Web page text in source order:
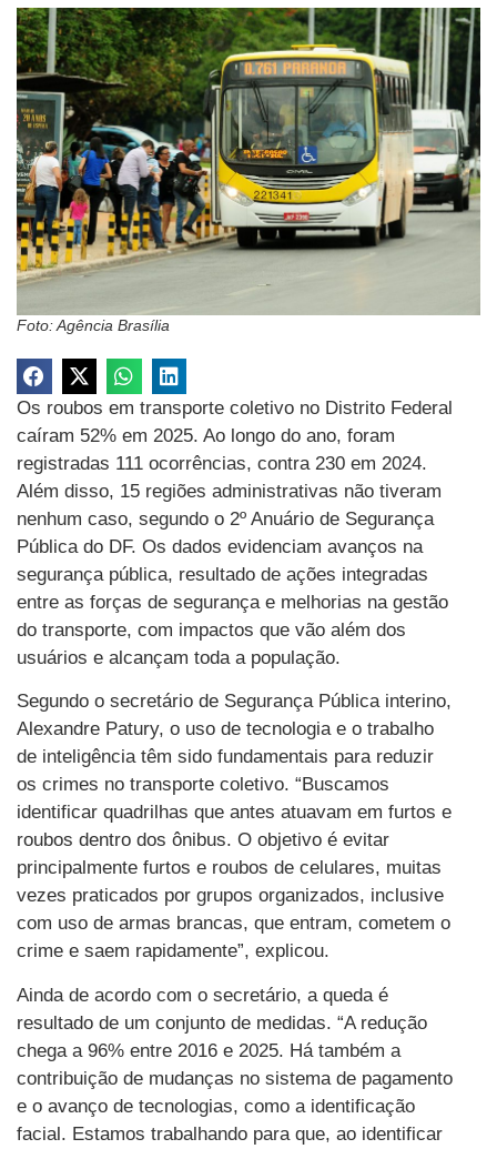
Foto: Agência Brasília
Os roubos em transporte coletivo no Distrito Federal
caíram 52% em 2025. Ao longo do ano, foram
registradas 111 ocorrências, contra 230 em 2024.
Além disso, 15 regiões administrativas não tiveram
nenhum caso, segundo o 2º Anuário de Segurança
Pública do DF. Os dados evidenciam avanços na
segurança pública, resultado de ações integradas
entre as forças de segurança e melhorias na gestão
do transporte, com impactos que vão além dos
usuários e alcançam toda a população.
Segundo o secretário de Segurança Pública interino,
Alexandre Patury, o uso de tecnologia e o trabalho
de inteligência têm sido fundamentais para reduzir
os crimes no transporte coletivo. “Buscamos
identificar quadrilhas que antes atuavam em furtos e
roubos dentro dos ônibus. O objetivo é evitar
principalmente furtos e roubos de celulares, muitas
vezes praticados por grupos organizados, inclusive
com uso de armas brancas, que entram, cometem o
crime e saem rapidamente”, explicou.
Ainda de acordo com o secretário, a queda é
resultado de um conjunto de medidas. “A redução
chega a 96% entre 2016 e 2025. Há também a
contribuição de mudanças no sistema de pagamento
e o avanço de tecnologias, como a identificação
facial. Estamos trabalhando para que, ao identificar